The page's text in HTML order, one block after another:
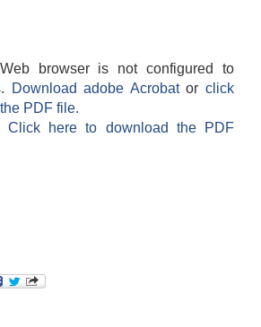
browser is not configured to
Download adobe Acrobatorclick
PDF file.
Click here to download the PDF